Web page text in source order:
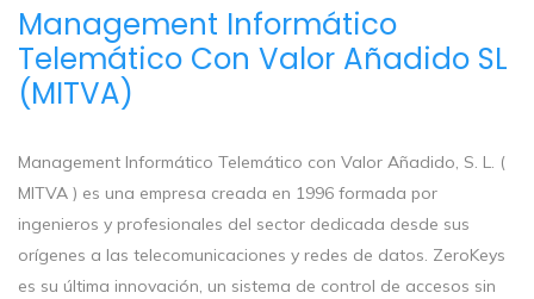
Management Informático
Telemático Con Valor Añadido SL
(MITVA)
Management Informático Telemático con Valor Añadido, S. L. (
MITVA ) es una empresa creada en 1996 formada por
ingenieros y profesionales del sector dedicada desde sus
orígenes a las telecomunicaciones y redes de datos. ZeroKeys
es su última innovación, un sistema de control de accesos sin